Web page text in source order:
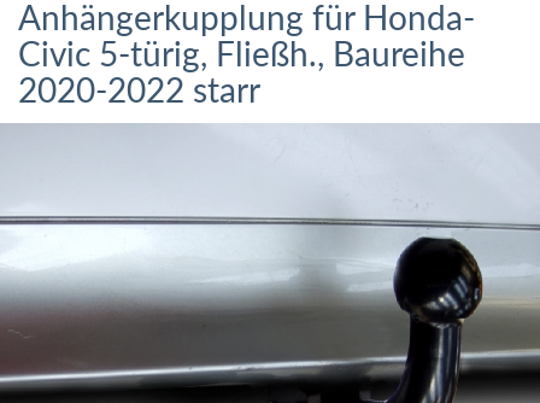
Anhängerkupplung für Honda-
Civic 5-türig, Fließh., Baureihe
2020-2022 starr